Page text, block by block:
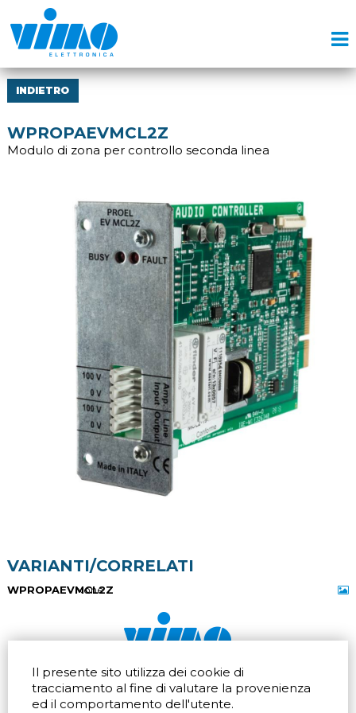
Il presente sito utilizza dei cookie di
tracciamento al fine di valutare la provenienza
ed il comportamento dell'utente.
INDIETRO
WPROPAEVMCL2Z
Modulo di zona per controllo seconda linea
VARIANTI/CORRELATI
WPROPAEVMCL2Z
None
Via dell'artigianato 32Q
20865 Usmate Velate (MB)
Indicazioni Stradali
Tel. +39 039 672520
Fax +39 039 672568
Email